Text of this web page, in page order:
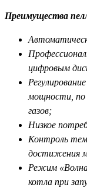
Преимущества
цифровым
мощности, по
газов;
Низкое
Контроль
достижения
Режим
котла при